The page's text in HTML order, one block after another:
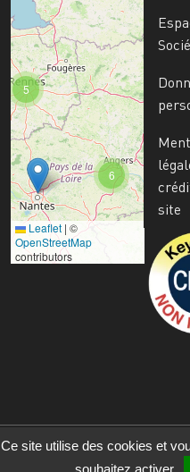
6
5
Leaflet | ©
OpenStreetMap
contributors
site
Image
Ce site utilise des cookies et
souhaitez activer